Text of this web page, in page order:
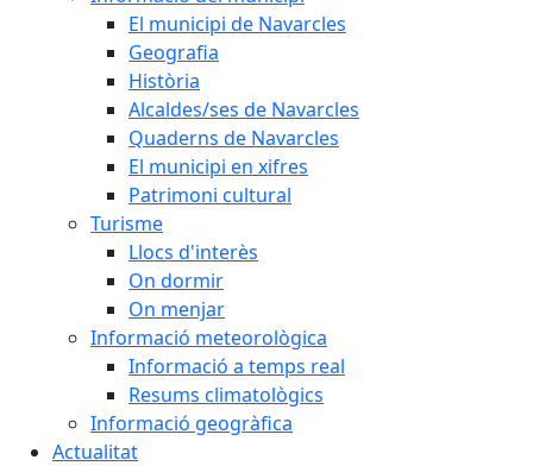
El municipi de Navarcles
Geografia
Història
Alcaldes/ses de Navarcles
Quaderns de Navarcles
El municipi en xifres
Patrimoni cultural
Turisme
Llocs d'interès
On dormir
On menjar
Informació meteorològica
Informació a temps real
Resums climatològics
Informació geogràfica
Actualitat